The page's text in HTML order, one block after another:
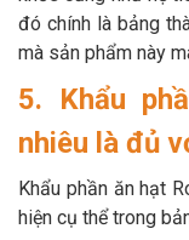
đó chính là bảng
mà sản phẩm này
5. Khẩu
nhiêu là đủ
Khẩu phần ăn hạt
hiện cụ thể trong